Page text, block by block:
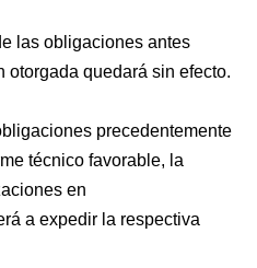
las obligaciones antes
otorgada quedará sin efecto.
precedentemente
técnico favorable, la
en
a expedir la respectiva